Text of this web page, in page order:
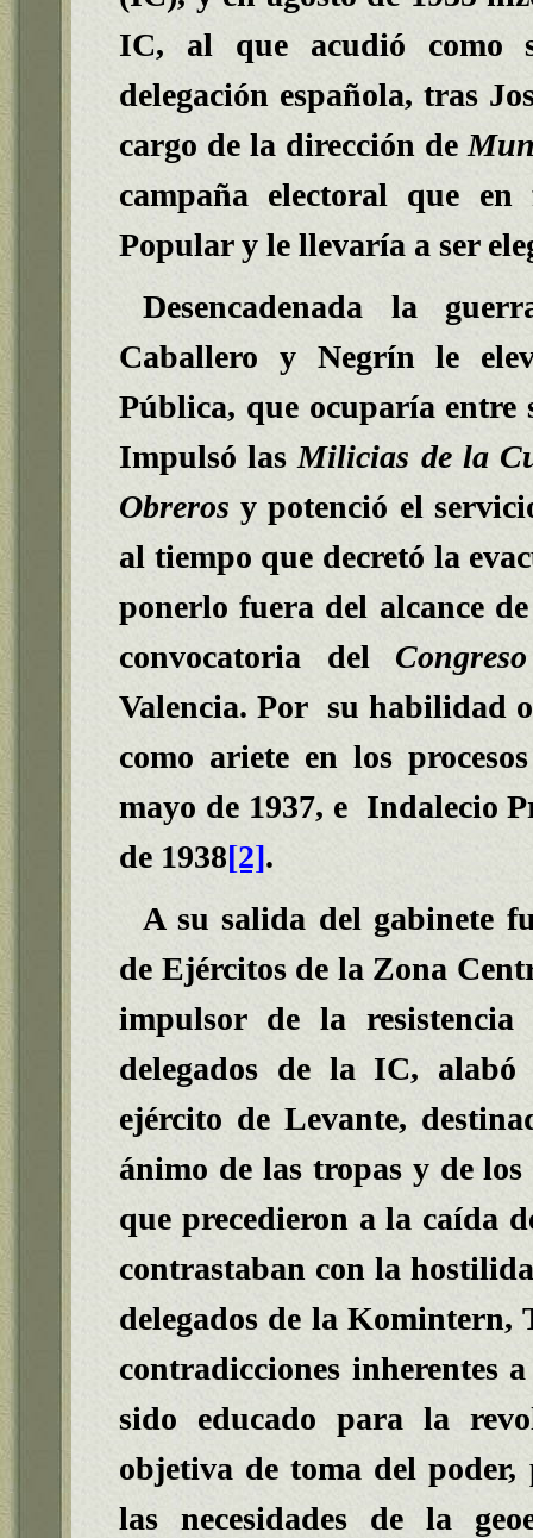
IC, al que acudió como
delegación española, tras
cargo de la dirección de
campaña electoral que
Popular y le llevaría a ser
Desencadenada la
Caballero y Negrín le
Pública, que ocuparía entre
Impulsó lasMilicias de la
Obreros y potenció el
al tiempo que decretó la
ponerlo fuera del alcance
convocatoria del
Valencia. Por su habilidad
como ariete en los
mayo de 1937, e Indalecio
de 1938[2].
A su salida del gabinete
de Ejércitos de la Zona
impulsor de la resistencia
delegados de la IC, alabó
ejército de Levante,
ánimo de las tropas y de
que precedieron a la caída
contrastaban con la
delegados de la
contradicciones inherentes
sido educado para la
objetiva de toma del poder,
las necesidades de la